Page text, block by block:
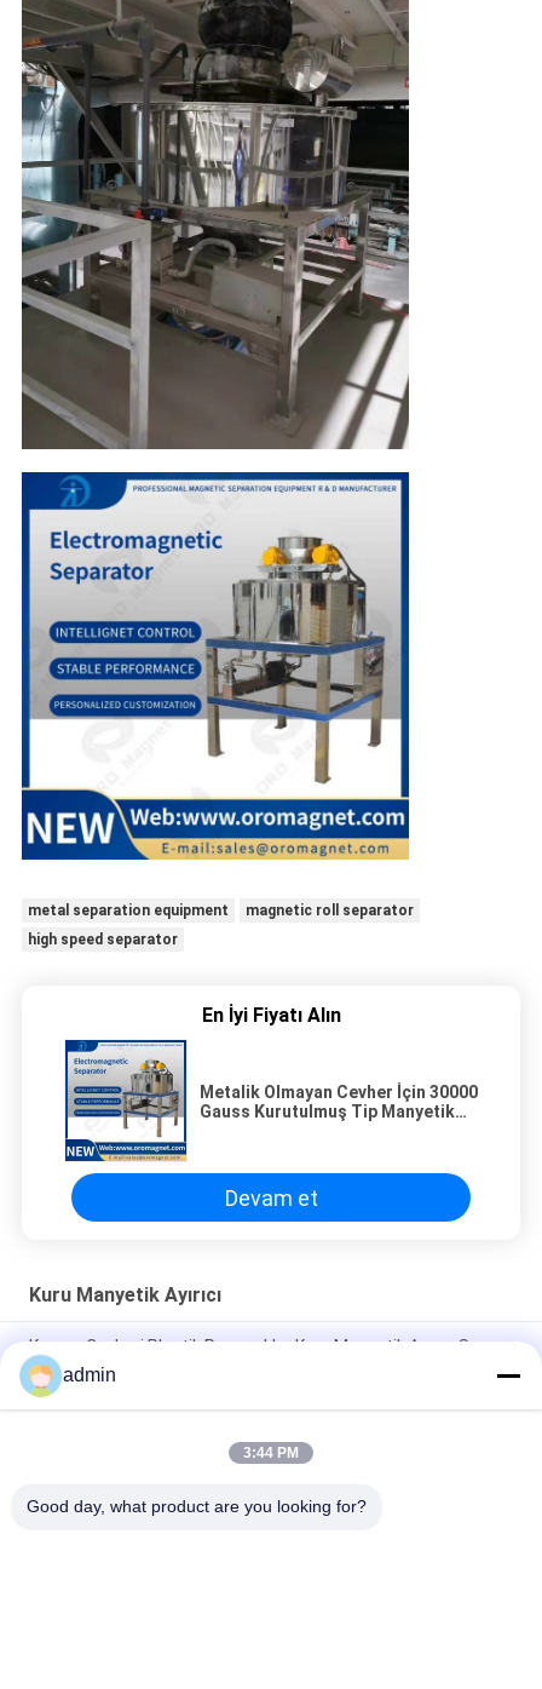
metal separation equipment
magnetic roll separator
high speed separator
En İyi Fiyatı Alın
Metalik Olmayan Cevher İçin 30000
Gauss Kurutulmuş Tip Manyetik
Devam et
Kuru Manyetik Ayırıcı
Kuvars Cevheri Plastik Parçacıklar Kuru Manyetik Ayırıcı Su
Yağı Çift Soğutma
2.5T Kuru Yüksek Yoğunluklu Endüstriyel Manyetik Ayırıcı
Toz Yüksek Yoğunluklu Manyetik Ayırıcı Makinesi Kuru Tip
admin
3:44 PM
Good day, what product are you looking for?